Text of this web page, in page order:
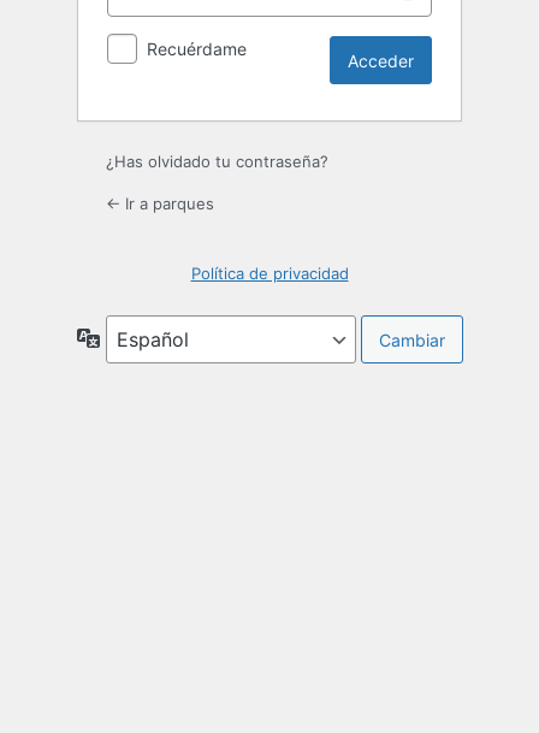
Recuérdame
¿Has olvidado tu contraseña?
← Ir a parques
Política de privacidad
Idioma